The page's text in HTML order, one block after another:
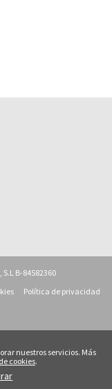
B-84582360
Política de privacidad
nuestros servicios. Más
cookies.